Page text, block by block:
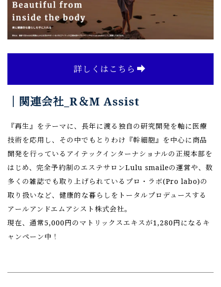
詳しくはこちら
｜関連会社_R＆M Assist
『再生』をテーマに、長年に渡る独自の研究開発を軸に医療
技術を応用し、その中でもとりわけ『幹細胞』を中心に商品
開発を行っているアイテックインターナショナルの正規本部を
はじめ、完全予約制のエステサロンLulu smaileの運営や、数
多くの雑誌でも取り上げられているプロ・ラボ(Pro labo)の
取り扱いなど、健康的な暮らしをトータルプロデュースする
アールアンドエムアシスト株式会社。
現在、通常5,000円のマトリックスエキスが1,280円になるキ
ャンペーン中！